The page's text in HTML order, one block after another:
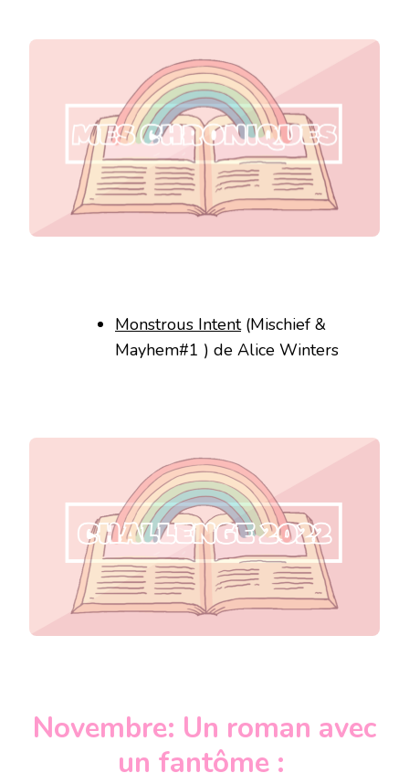
Monstrous Intent(Mischief &
Mayhem#1 ) de Alice Winters
Novembre: Un roman avec
un fantôme :